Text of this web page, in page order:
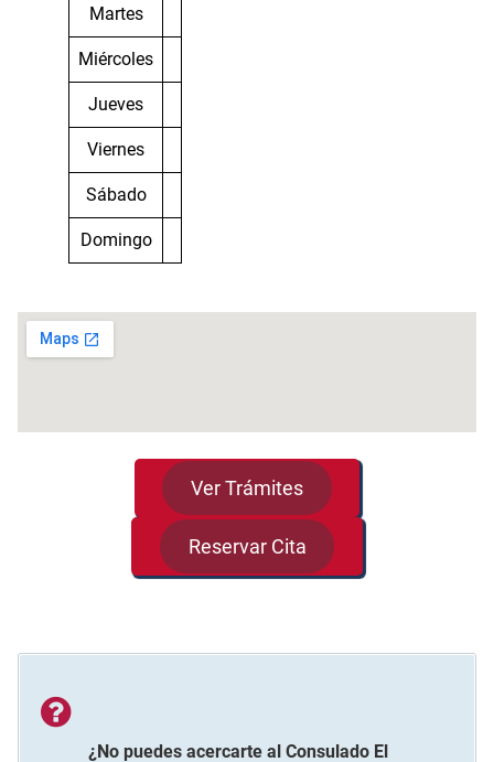
Martes
Miércoles
Jueves
Viernes
Sábado
Domingo
Ver Trámites
Reservar Cita
¿No puedes acercarte al Consulado El